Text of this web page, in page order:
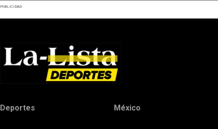
PUBLICIDAD
Deportes México